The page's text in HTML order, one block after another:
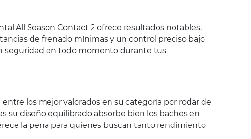
All Season Contact 2 ofrece resultados notables.
de frenado mínimas y un control preciso bajo
seguridad en todo momento durante tus
los mejor valorados en su categoría por rodar de
su diseño equilibrado absorbe bien los baches en
la pena para quienes buscan tanto rendimiento